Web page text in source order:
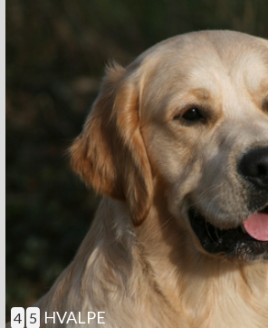
4 5 HVALPE